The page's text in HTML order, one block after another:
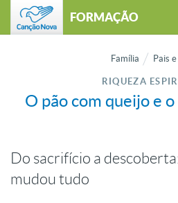
FORMAÇÃO
Família Pais
RIQUEZA
O pão com queijo e
Do sacrifício a
mudou tudo